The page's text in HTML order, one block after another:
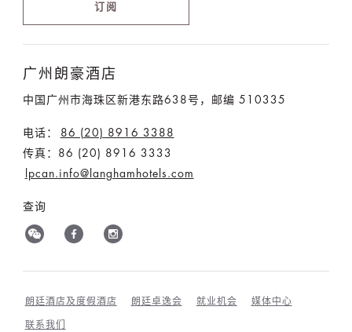
订阅
广州朗豪酒店
中国广州市海珠区新港东路638号，邮编 510335
电话：
86 (20) 8916 3388
传真：86 (20) 8916 3333
lpcan.info@langhamhotels.com
查询
朗廷酒店及度假酒店 朗廷卓逸会 就业机会 媒体中心
联系我们